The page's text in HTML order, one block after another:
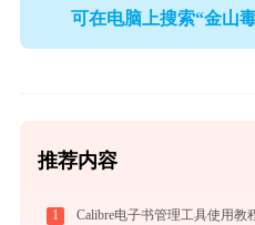
可在电脑上搜索“金山
推荐内容
1